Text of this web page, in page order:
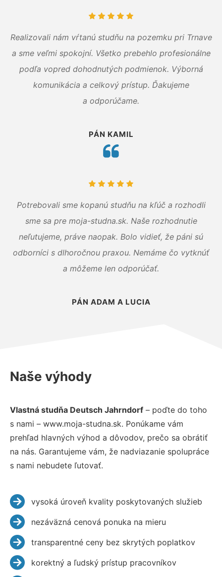
Realizovali nám vŕtanú studňu na pozemku pri Trnave
a sme veľmi spokojní. Všetko prebehlo profesionálne
podľa vopred dohodnutých podmienok. Výborná
komunikácia a celkový prístup. Ďakujeme
a odporúčame.
PÁN KAMIL
Potrebovali sme kopanú studňu na kľúč a rozhodli
sme sa pre moja-studna.sk. Naše rozhodnutie
neľutujeme, práve naopak. Bolo vidieť, že páni sú
odborníci s dlhoročnou praxou. Nemáme čo vytknúť
a môžeme len odporúčať.
PÁN ADAM A LUCIA
Naše výhody
Vlastná studňa Deutsch Jahrndorf – poďte do toho
s nami – www.moja-studna.sk. Ponúkame vám
prehľad hlavných výhod a dôvodov, prečo sa obrátiť
na nás. Garantujeme vám, že nadviazanie spolupráce
s nami nebudete ľutovať.
vysoká úroveň kvality poskytovaných služieb
nezáväzná cenová ponuka na mieru
transparentné ceny bez skrytých poplatkov
korektný a ľudský prístup pracovníkov